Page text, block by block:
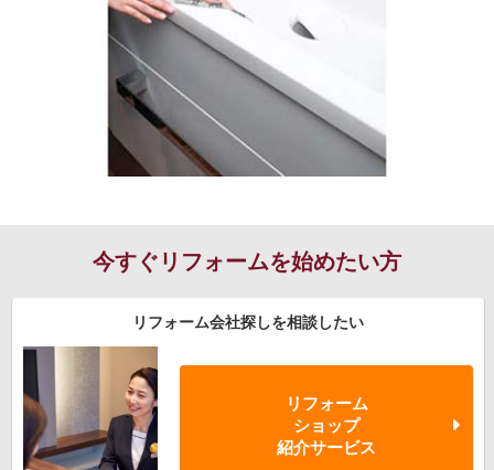
今すぐリフォームを始めたい方
リフォーム会社探しを相談したい
リフォーム
ショップ
紹介サービス